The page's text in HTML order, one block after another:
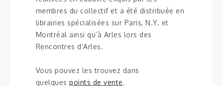
membres du collectif et a été distribuée en
librairies spécialisées sur Paris, N.Y. et
Montréal ainsi qu’à Arles lors des
Rencontres d’Arles.
Vous pouvez les trouvez dans
quelquespoints de vente.